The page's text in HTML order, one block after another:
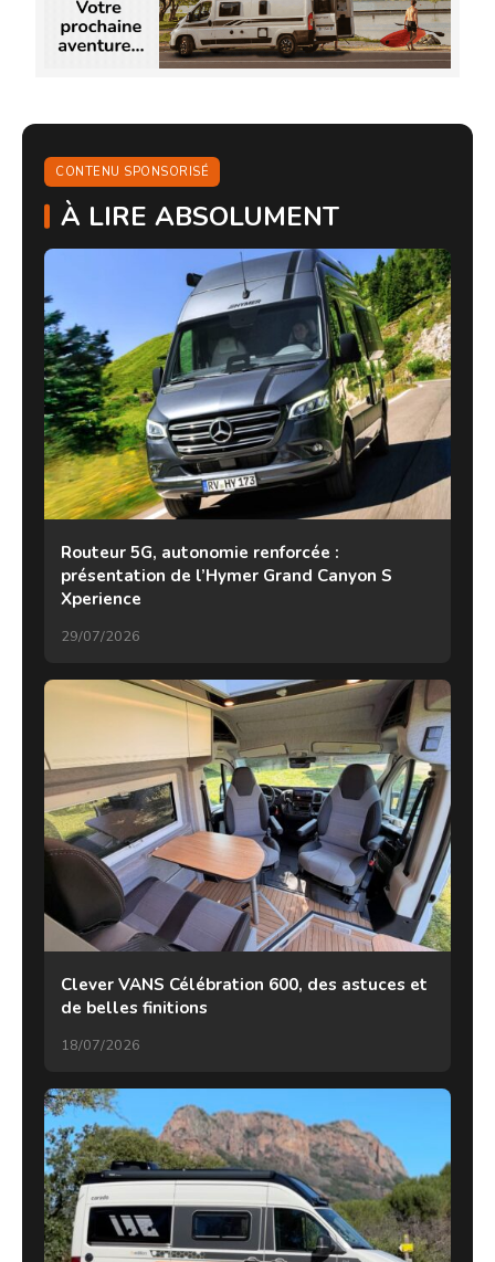
CONTENU SPONSORISÉ
À LIRE ABSOLUMENT
Routeur 5G, autonomie renforcée :
présentation de l’Hymer Grand Canyon S
Xperience
29/07/2026
Clever VANS Célébration 600, des astuces et
de belles finitions
18/07/2026